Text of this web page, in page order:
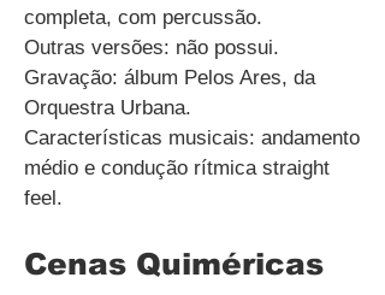
completa, com percussão.
Outras versões: não possui.
Gravação: álbum Pelos Ares, da
Orquestra Urbana.
Características musicais: andamento
médio e condução rítmica straight
feel.
Cenas Quiméricas